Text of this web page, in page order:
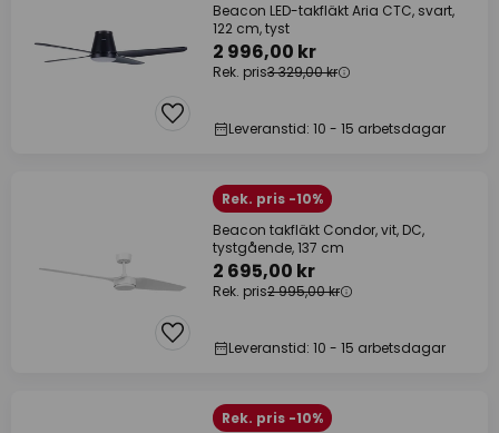
Beacon LED-takfläkt Aria CTC, svart,
122 cm, tyst
2 996,00 kr
Rek. pris3 329,00 kr
Leveranstid: 10 - 15 arbetsdagar
Rek. pris -10%
Beacon takfläkt Condor, vit, DC,
tystgående, 137 cm
2 695,00 kr
Rek. pris2 995,00 kr
Leveranstid: 10 - 15 arbetsdagar
Rek. pris -10%